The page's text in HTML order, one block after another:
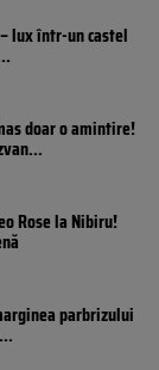
lux într-un castel
doar o amintire!
Rose la Nibiru!
parbrizului